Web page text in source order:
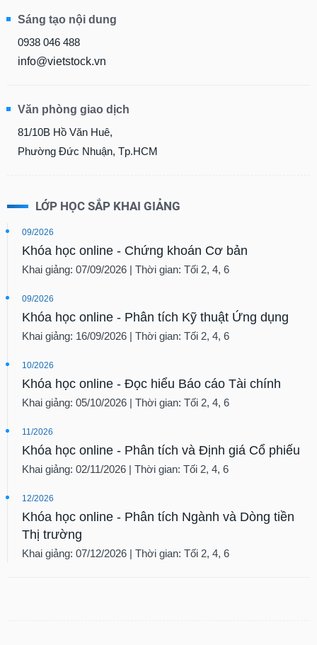
Sáng tạo nội dung
0938 046 488
info@vietstock.vn
Văn phòng giao dịch
81/10B Hồ Văn Huê,
Phường Đức Nhuận, Tp.HCM
LỚP HỌC SẮP KHAI GIẢNG
09/2026
Khóa học online - Chứng khoán Cơ bản
Khai giảng: 07/09/2026 | Thời gian: Tối 2, 4, 6
09/2026
Khóa học online - Phân tích Kỹ thuật Ứng dụng
Khai giảng: 16/09/2026 | Thời gian: Tối 2, 4, 6
10/2026
Khóa học online - Đọc hiểu Báo cáo Tài chính
Khai giảng: 05/10/2026 | Thời gian: Tối 2, 4, 6
11/2026
Khóa học online - Phân tích và Định giá Cổ phiếu
Khai giảng: 02/11/2026 | Thời gian: Tối 2, 4, 6
12/2026
Khóa học online - Phân tích Ngành và Dòng tiền
Thị trường
Khai giảng: 07/12/2026 | Thời gian: Tối 2, 4, 6